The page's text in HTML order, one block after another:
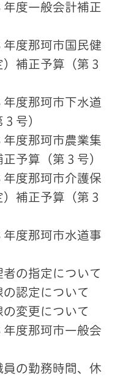
度一般会計補正
度那珂市国民健
補正予算（第３
度那珂市下水道
号）
度那珂市農業集
予算（第３号）
度那珂市介護保
補正予算（第３
度那珂市水道事
の指定について
認定について
変更について
度那珂市一般会
の勤務時間、休